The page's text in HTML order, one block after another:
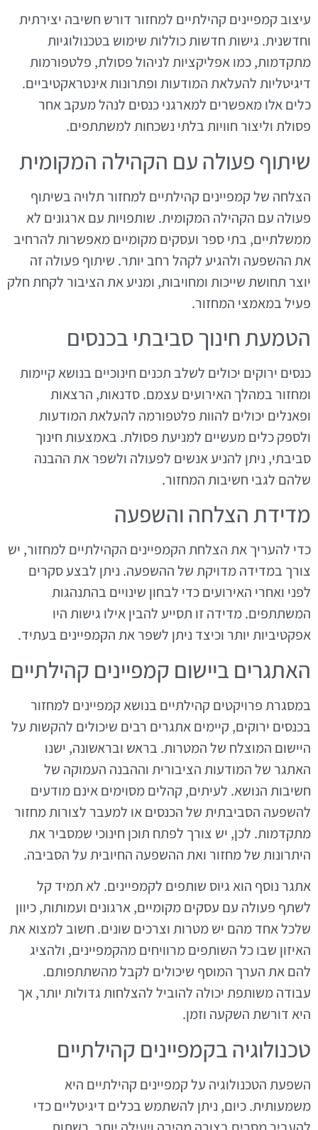
עיצוב קמפיינים קהילתיים למחזור דורש חשיבה יצירתית
וחדשנית. גישות חדשות כוללות שימוש בטכנולוגיות
מתקדמות, כמו אפליקציות לניהול פסולת, פלטפורמות
דיגיטליות להעלאת המודעות ופתרונות אינטראקטיביים.
כלים אלו מאפשרים למארגני כנסים לנהל מעקב אחר
פסולת וליצור חוויות בלתי נשכחות למשתתפים.
שיתוף פעולה עם הקהילה המקומית
הצלחה של קמפיינים קהילתיים למחזור תלויה בשיתוף
פעולה עם הקהילה המקומית. שותפויות עם ארגונים לא
ממשלתיים, בתי ספר ועסקים מקומיים מאפשרות להרחיב
את ההשפעה ולהגיע לקהל רחב יותר. שיתוף פעולה זה
יוצר תחושת שייכות ומחויבות, ומניע את הציבור לקחת חלק
פעיל במאמצי המחזור.
הטמעת חינוך סביבתי בכנסים
כנסים ירוקים יכולים לשלב תכנים חינוכיים בנושא קיימות
ומחזור במהלך האירועים עצמם. סדנאות, הרצאות
ופאנלים יכולים להוות פלטפורמה להעלאת המודעות
ולספק כלים מעשיים למניעת פסולת. באמצעות חינוך
סביבתי, ניתן להניע אנשים לפעולה ולשפר את ההבנה
שלהם לגבי חשיבות המחזור.
מדידת הצלחה והשפעה
כדי להעריך את הצלחת הקמפיינים הקהילתיים למחזור, יש
צורך במדידה מדויקת של ההשפעה. ניתן לבצע סקרים
לפני ואחרי האירועים כדי לבחון שינויים בהתנהגות
המשתתפים. מדידה זו תסייע להבין אילו גישות היו
אפקטיביות יותר וכיצד ניתן לשפר את הקמפיינים בעתיד.
האתגרים ביישום קמפיינים קהילתיים
במסגרת פרויקטים קהילתיים בנושא קמפיינים למחזור
בכנסים ירוקים, קיימים אתגרים רבים שיכולים להקשות על
היישום המוצלח של המטרות. בראש ובראשונה, ישנו
האתגר של המודעות הציבורית וההבנה העמוקה של
חשיבות הנושא. לעיתים, קהלים מסוימים אינם מודעים
להשפעה הסביבתית של הכנסים או למעבר לצורות מחזור
מתקדמות. לכן, יש צורך לפתח תוכן חינוכי שמסביר את
היתרונות של מחזור ואת ההשפעה החיובית על הסביבה.
אתגר נוסף הוא גיוס שותפים לקמפיינים. לא תמיד קל
לשתף פעולה עם עסקים מקומיים, ארגונים ועמותות, כיוון
שלכל אחד מהם יש מטרות וצרכים שונים. חשוב למצוא את
האיזון שבו כל השותפים מרוויחים מהקמפיינים, ולהציג
להם את הערך המוסף שיכולים לקבל מהשתתפותם.
עבודה משותפת יכולה להוביל להצלחות גדולות יותר, אך
היא דורשת השקעה וזמן.
טכנולוגיה בקמפיינים קהילתיים
השפעת הטכנולוגיה על קמפיינים קהילתיים היא
משמעותית. כיום, ניתן להשתמש בכלים דיגיטליים כדי